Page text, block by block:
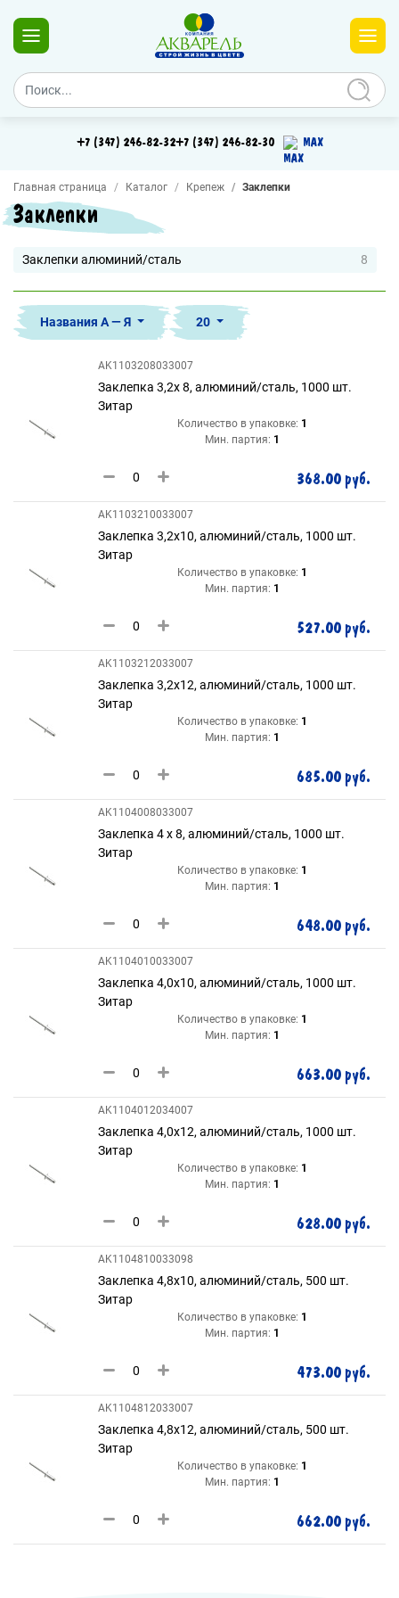
+7 (347) 246-82-32+7 (347) 246-82-30 MAX
Главная страница Каталог Крепеж Заклепки
Заклепки
Заклепки алюминий/сталь 8
Названия А — Я 20
AK1103208033007
Заклепка 3,2х 8, алюминий/сталь, 1000 шт.
Зитар
Количество в упаковке: 1
Мин. партия: 1
368.00 руб.
AK1103210033007
Заклепка 3,2х10, алюминий/сталь, 1000 шт.
Зитар
Количество в упаковке: 1
Мин. партия: 1
527.00 руб.
AK1103212033007
Заклепка 3,2х12, алюминий/сталь, 1000 шт.
Зитар
Количество в упаковке: 1
Мин. партия: 1
685.00 руб.
AK1104008033007
Заклепка 4 х 8, алюминий/сталь, 1000 шт.
Зитар
Количество в упаковке: 1
Мин. партия: 1
648.00 руб.
AK1104010033007
Заклепка 4,0х10, алюминий/сталь, 1000 шт.
Зитар
Количество в упаковке: 1
Мин. партия: 1
663.00 руб.
AK1104012034007
Заклепка 4,0х12, алюминий/сталь, 1000 шт.
Зитар
Количество в упаковке: 1
Мин. партия: 1
628.00 руб.
AK1104810033098
Заклепка 4,8х10, алюминий/сталь, 500 шт.
Зитар
Количество в упаковке: 1
Мин. партия: 1
473.00 руб.
AK1104812033007
Заклепка 4,8х12, алюминий/сталь, 500 шт.
Зитар
Количество в упаковке: 1
Мин. партия: 1
662.00 руб.